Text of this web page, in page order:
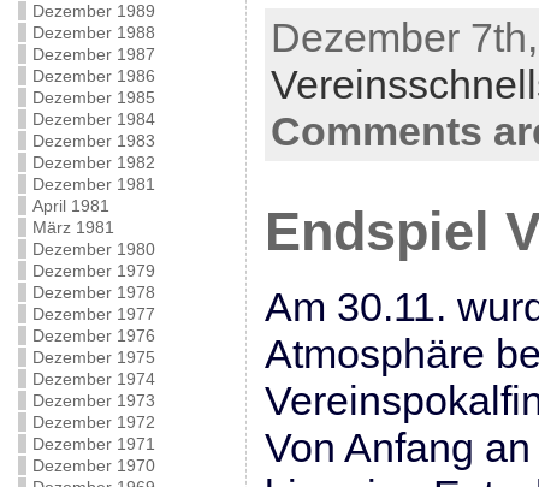
Dezember 1989
Dezember 1988
Dezember 1987
Dezember 1986
Dezember 1985
Dezember 1984
Dezember 1983
Dezember 1982
Dezember 1981
April 1981
März 1981
Dezember 1980
Dezember 1979
Dezember 1978
Dezember 1977
Dezember 1976
Dezember 1975
Dezember 1974
Dezember 1973
Dezember 1972
Dezember 1971
Dezember 1970
Dezember
Comments
Endspiel
Am 30.11.
Atmosphäre
Von Anfang